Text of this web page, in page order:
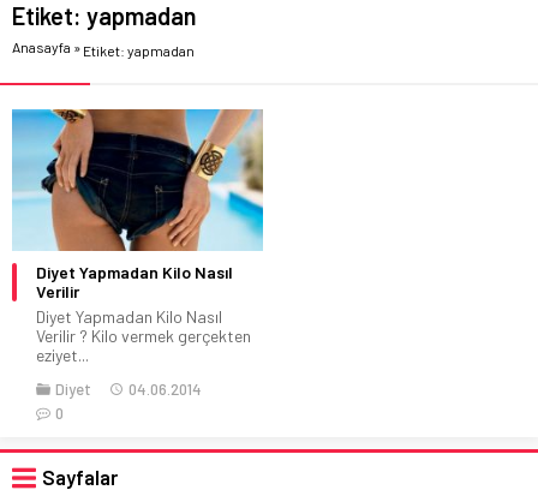
Etiket: yapmadan
Anasayfa » Etiket: yapmadan
Diyet Yapmadan Kilo Nasıl
Verilir
Diyet Yapmadan Kilo Nasıl
Verilir ? Kilo vermek gerçekten
eziyet...
Diyet
04.06.2014
0
Sayfalar